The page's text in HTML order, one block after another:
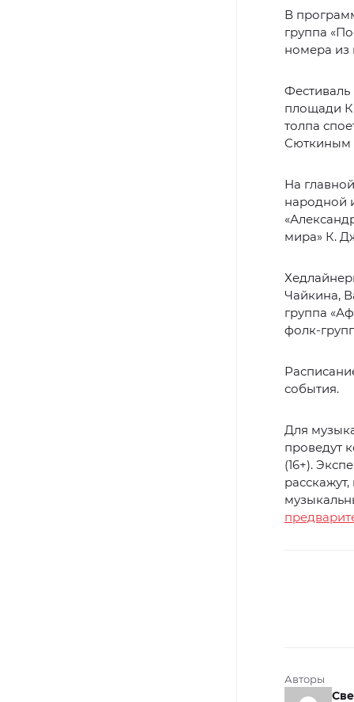
В
группа
номера из
Фестиваль
площади
толпа
Сюткиным
На
народной
мира» К.
Чайкина,
группа
фолк-
события.
Для
проведут
(16+).
Авторы